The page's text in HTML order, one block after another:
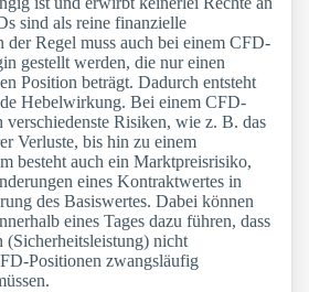
sind als reine finanzielle
der Regel muss auch bei einem CFD-
gestellt werden, die nur einen
Position beträgt. Dadurch entsteht
Hebelwirkung. Bei einem CFD-
verschiedenste Risiken, wie z. B. das
Verluste, bis hin zu einem
besteht auch ein Marktpreisrisiko,
eines Kontraktwertes in
des Basiswertes. Dabei können
eines Tages dazu führen, dass
nicht
Positionen zwangsläufig